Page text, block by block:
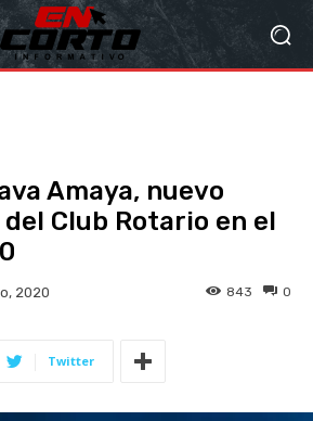
Amaya, nuevo
Club Rotario en el
2020 0
843
Twitter